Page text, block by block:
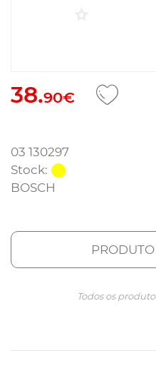
38.90€
03 130297
Stock:
BOSCH
Todos os